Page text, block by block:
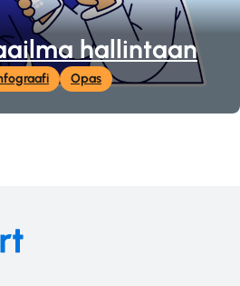
hallintaan
Opas